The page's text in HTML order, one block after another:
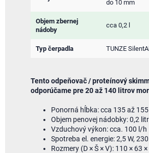
do 10 mm
Objem zbernej
nádoby
cca 0,2 l
Typ čerpadla TUNZE
Tento odpeňovač / proteínový
odporúčame pre 20 až 140 litrov
Ponorná hĺbka: cca 135 až
Objem penovej nádobky: 0,2
Vzduchový výkon: cca. 100 l/h
Spotreba el. energie: 2,5 W,
Rozmery (D × Š × V): 110 × 63